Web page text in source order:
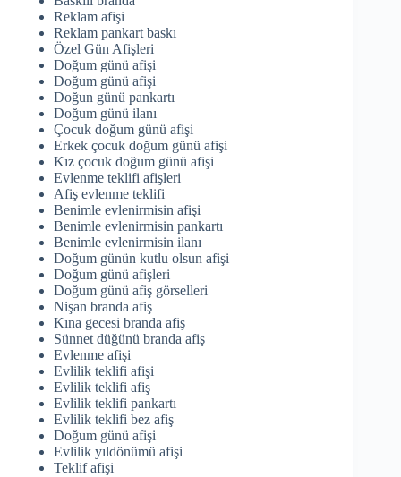
Reklam afişi
Reklam pankart baskı
Özel Gün Afişleri
Doğum günü afişi
Doğum günü afişi
Doğun günü pankartı
Doğum günü ilanı
Çocuk doğum günü afişi
Erkek çocuk doğum günü afişi
Kız çocuk doğum günü afişi
Evlenme teklifi afişleri
Afiş evlenme teklifi
Benimle evlenirmisin afişi
Benimle evlenirmisin pankartı
Benimle evlenirmisin ilanı
Doğum günün kutlu olsun afişi
Doğum günü afişleri
Doğum günü afiş görselleri
Nişan branda afiş
Kına gecesi branda afiş
Sünnet düğünü branda afiş
Evlenme afişi
Evlilik teklifi afişi
Evlilik teklifi afiş
Evlilik teklifi pankartı
Evlilik teklifi bez afiş
Doğum günü afişi
Evlilik yıldönümü afişi
Teklif afişi